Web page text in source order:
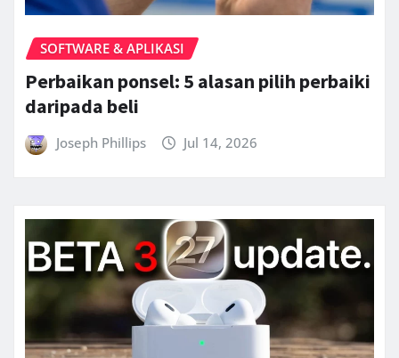
SOFTWARE & APLIKASI
Perbaikan ponsel: 5 alasan pilih perbaiki
daripada beli
Joseph Phillips Jul 14, 2026